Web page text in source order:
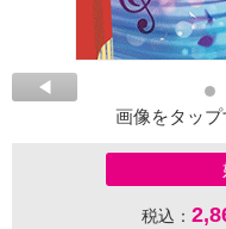
画像をタップ
税込：